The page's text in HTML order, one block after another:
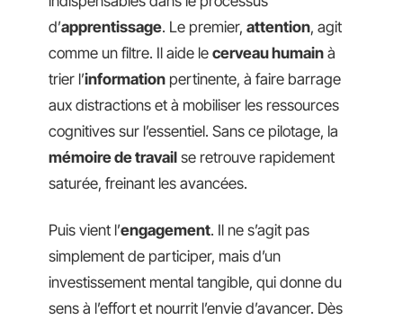
d’apprentissage. Le premier, attention, agit
comme un filtre. Il aide le cerveau humain à
trier l’information pertinente, à faire barrage
aux distractions et à mobiliser les ressources
cognitives sur l’essentiel. Sans ce pilotage, la
mémoire de travail se retrouve rapidement
saturée, freinant les avancées.
Puis vient l’engagement. Il ne s’agit pas
simplement de participer, mais d’un
investissement mental tangible, qui donne du
sens à l’effort et nourrit l’envie d’avancer. Dès